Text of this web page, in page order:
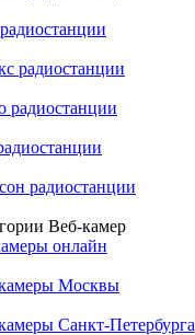
радиостанции
радиостанции
радиостанции
Веб-камер
онлайн
Москвы
Санкт-Петербурга